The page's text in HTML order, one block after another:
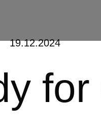
19.12.2024